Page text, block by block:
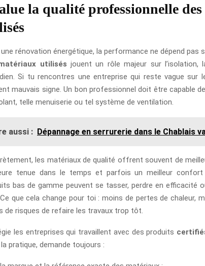
la qualité professionnelle
rénovation énergétique, la performance ne dépend pas
utilisés jouent un rôle majeur sur
Si tu rencontres une entreprise qui reste vague sur
mauvais signe. Un bon professionnel doit être capable
telle menuiserie ou tel système de ventilation.
aussi : Dépannage en serrurerie dans le Chablais
les matériaux de qualité offrent souvent de
tenue dans le temps et parfois un meilleur confort
bas de gamme peuvent se tasser, perdre en efficacité
que cela change pour toi : moins de pertes de chaleur,
de risques de refaire les travaux trop tôt.
les entreprises qui travaillent avec des produits
pratique, demande toujours :